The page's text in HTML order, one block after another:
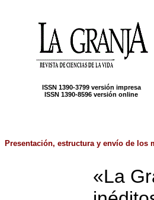
ISSN 1390-3799 versión impresa
ISSN 1390-8596 versión online
Presentación, estructura y envío de los
«La